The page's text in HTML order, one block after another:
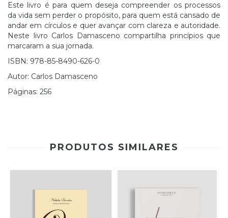
Este livro é para quem deseja compreender os processos
da vida sem perder o propósito, para quem está cansado de
andar em círculos e quer avançar com clareza e autoridade.
Neste livro Carlos Damasceno compartilha princípios que
marcaram a sua jornada.
ISBN: 978-85-8490-626-0
Autor: Carlos Damasceno
Páginas: 256
PRODUTOS SIMILARES